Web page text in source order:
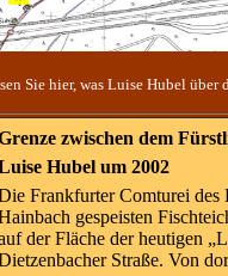
Sie hier, was Luise Hubel
zwischen dem
Hubel um 2002
Frankfurter Comturei des
gespeisten
der Fläche der heutigen
Straße. Von